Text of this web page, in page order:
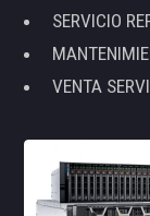
SERVICIO
VENTA